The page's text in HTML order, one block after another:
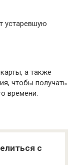
устаревшую
а также
чтобы получать
времени.
с